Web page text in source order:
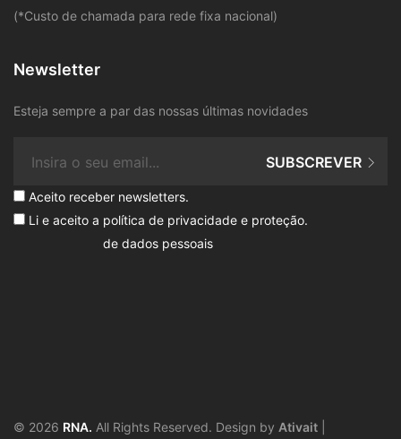
(*Custo de chamada para rede fixa nacional)
Newsletter
Esteja sempre a par das nossas últimas novidades
Aceito receber newsletters.
Li e aceito a política de privacidade e proteção
de dados pessoais
.
SUBSCREVER
© 2026 RNA. All Rights Reserved. Design by Ativait